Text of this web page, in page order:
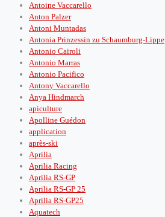
Antoine Vaccarello
Anton Palzer
Antoni Muntadas
Antonia Prinzessin zu Schaumburg-Lippe
Antonio Cairoli
Antonio Marras
Antonio Pacifico
Antony Vaccarello
Anya Hindmarch
apiculture
Apolline Guédon
application
après‑ski
Aprilia
Aprilia Racing
Aprilia RS-GP
Aprilia RS-GP 25
Aprilia RS-GP25
Aquatech